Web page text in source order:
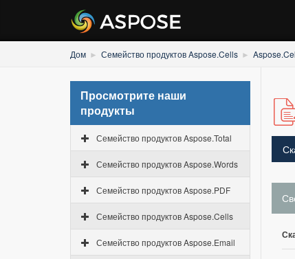
Дом Семейство продуктов Aspose.Cells
Просмотрите наши
продукты
Семейство продуктов Aspose.Total
Семейство продуктов Aspose.Words
Семейство продуктов Aspose.PDF
Семейство продуктов Aspose.Cells
Семейство продуктов Aspose.Email